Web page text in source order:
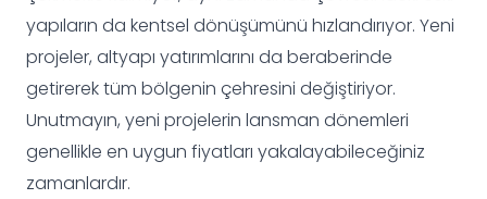
yapıların da kentsel dönüşümünü hızlandırıyor. Yeni
projeler, altyapı yatırımlarını da beraberinde
getirerek tüm bölgenin çehresini değiştiriyor.
Unutmayın, yeni projelerin lansman dönemleri
genellikle en uygun fiyatları yakalayabileceğiniz
zamanlardır.